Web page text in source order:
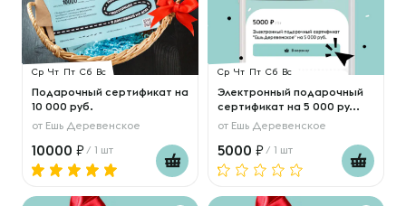
Ср Чт Пт Сб Вс
Подарочный сертификат на
10 000 руб.
от Ешь Деревенское
10000 / 1 шт
Ср Чт Пт Сб Вс
Электронный подарочный
сертификат на 5 000 ру...
от Ешь Деревенское
5000 / 1 шт